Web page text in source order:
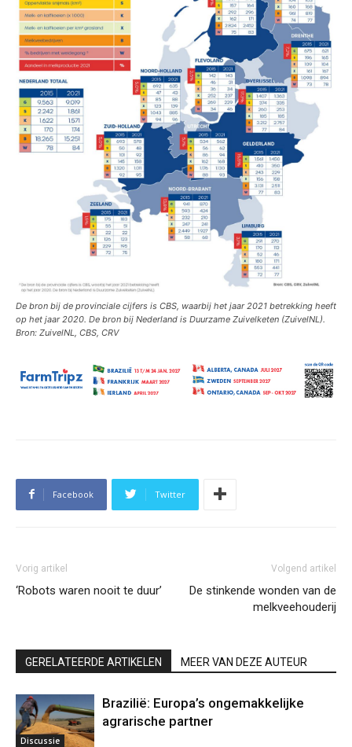
De bron bij de provinciale cijfers is CBS, waarbij het jaar 2021 betrekking heeft
op het jaar 2020. De bron bij Nederland is Duurzame Zuivelketen (ZuivelNL).
Bron: ZuivelNL, CBS, CRV
Facebook Twitter
Vorig artikel
‘Robots waren nooit te duur’
Volgend artikel
De stinkende wonden van de
melkveehouderij
GERELATEERDE ARTIKELEN MEER VAN DEZE AUTEUR
Discussie
Brazilië: Europa’s ongemakkelijke
agrarische partner